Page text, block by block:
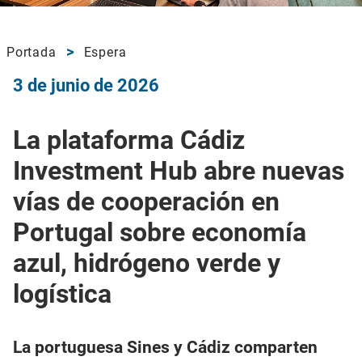
Portada Espera
3 de junio de 2026
La plataforma Cádiz
Investment Hub abre nuevas
vías de cooperación en
Portugal sobre economía
azul, hidrógeno verde y
logística
La portuguesa Sines y Cádiz comparten